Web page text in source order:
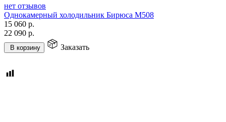
нет отзывов
Однокамерный холодильник Бирюса M508
15 060 р.
22 090 р.
В корзину Заказать